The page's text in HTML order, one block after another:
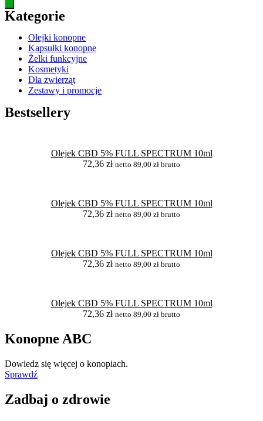
Kategorie
Olejki konopne
Kapsułki konopne
Żelki funkcyjne
Kosmetyki
Dla zwierząt
Zestawy i promocje
Bestsellery
Olejek CBD 5% FULL SPECTRUM 10ml
72,36 zł netto 89,00 zł brutto
Olejek CBD 5% FULL SPECTRUM 10ml
72,36 zł netto 89,00 zł brutto
Olejek CBD 5% FULL SPECTRUM 10ml
72,36 zł netto 89,00 zł brutto
Olejek CBD 5% FULL SPECTRUM 10ml
72,36 zł netto 89,00 zł brutto
Konopne ABC
Dowiedz się więcej o konopiach.
Sprawdź
Zadbaj o zdrowie